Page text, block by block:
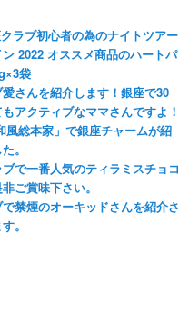
ラブ初心者の為のナイトツアー
2022 オススメ商品のハートパ
袋
さんを紹介します！銀座で30
アクティブなママさんですよ！
風総本家」で銀座チャームが紹
。
で一番人気のティラミスチョコ
ご賞味下さい。
禁煙のオーキッドさんを紹介さ
。